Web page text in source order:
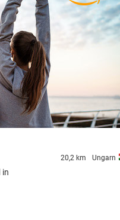
20,2 km Ungarn
in